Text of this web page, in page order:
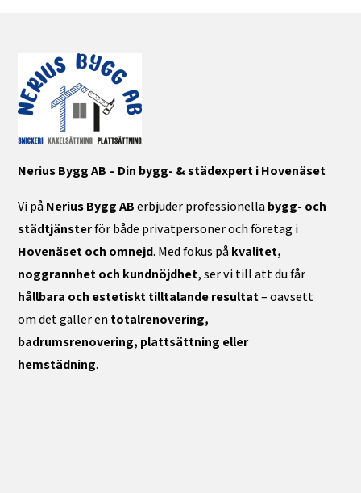
Nerius Bygg AB – Din bygg- & städexpert i Hovenäset
Vi påNerius Bygg ABerbjuder professionellabygg- och
städtjänsterför både privatpersoner och företag i
Hovenäset och omnejd. Med fokus påkvalitet,
noggrannhet och kundnöjdhet, ser vi till att du får
hållbara och estetiskt tilltalande resultat– oavsett
om det gäller entotalrenovering,
badrumsrenovering, plattsättning eller
hemstädning.